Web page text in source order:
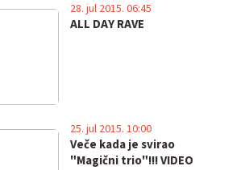
ALL DAY RAVE
28. jul 2015. 06:45
Veče kada je svirao
"Magični trio"!!! VIDEO
25. jul 2015. 10:00